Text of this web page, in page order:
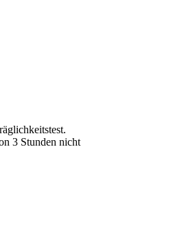
3 Stunden nicht